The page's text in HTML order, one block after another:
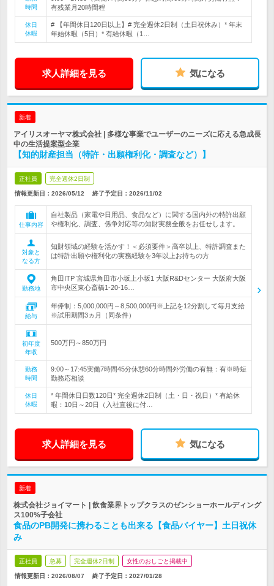
時間
有残業月20時間程
休日
休暇
# 【年間休日120日以上】# 完全週休2日制（土日祝休み）* 年末
年始休暇（5日）* 有給休暇（1…
求人詳細を見る 気になる
新着
アイリスオーヤマ株式会社 | 多様な事業でユーザーのニーズに応える急成長
中の生活提案型企業
【知的財産担当（特許・出願権利化・調査など）】
正社員 完全週休2日制
情報更新日：2026/05/12 終了予定日： 2026/11/02
仕事内容
自社製品（家電や日用品、食品など）に関する国内外の特許出願
や権利化、調査、係争対応等の知財実務全般をお任せします。
対象と
なる方
知財領域の経験を活かす！＜必須要件＞高卒以上、特許調査また
は特許出願や権利化の実務経験を3年以上お持ちの方
勤務地
角田ITP 宮城県角田市小坂上小坂1 大阪R&Dセンター 大阪府大阪
市中央区東心斎橋1-20-16…
給与
年俸制：5,000,000円～8,500,000円※上記を12分割して毎月支給
※試用期間3ヵ月（同条件）
初年度
年収
500万円～850万円
勤務
時間
9:00～17:45実働7時間45分休憩60分時間外労働の有無：有※時短
勤務応相談
休日
休暇
* 年間休日日数120日* 完全週休2日制（土・日・祝日）* 有給休
暇：10日～20日（入社直後に付…
求人詳細を見る 気になる
新着
株式会社ジョイマート | 飲食業界トップクラスのゼンショーホールディング
ス100%子会社
食品のPB開発に携わることも出来る【食品バイヤー】土日祝休
み
正社員 急募 完全週休2日制 女性のおしごと掲載中
情報更新日：2026/08/07 終了予定日： 2027/01/28